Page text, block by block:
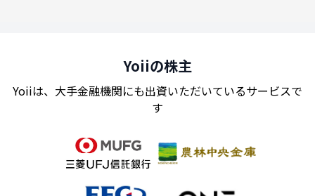
Yoiiの株主
Yoiiは、大手金融機関にも出資いただいているサービスで
す